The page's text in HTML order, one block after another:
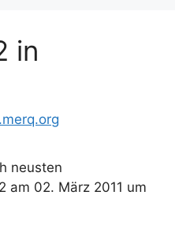
in
neusten
am 02. März 2011 um